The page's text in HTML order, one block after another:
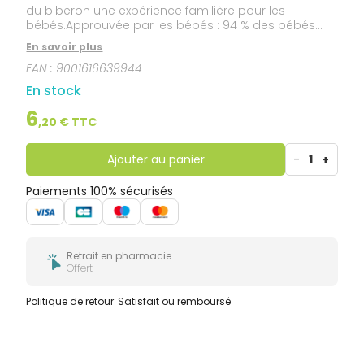
du biberon une expérience familière pour les
bébés.Approuvée par les bébés : 94 % des bébés
acceptent la tétine MAM.À partir de 0 mois.Design
plat unique : s’adapte toujours parfaitement à la
bouche du bébé Convient à tous types de liquides.
En savoir plus
EAN : 9001616639944
En stock
6,20 € TTC
Ajouter au panier - 1 +
Paiements 100% sécurisés
Retrait en pharmacie
Offert
Politique de retour Satisfait ou remboursé